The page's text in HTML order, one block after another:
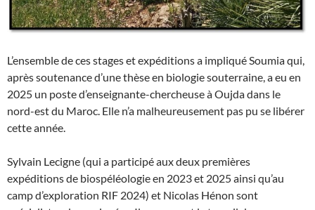
L’ensemble de ces stages et expéditions a impliqué Soumia qui,
après soutenance d’une thèse en biologie souterraine, a eu en
2025 un poste d’enseignante-chercheuse à Oujda dans le
nord-est du Maroc. Elle n’a malheureusement pas pu se libérer
cette année.
Sylvain Lecigne (qui a participé aux deux premières
expéditions de biospéléologie en 2023 et 2025 ainsi qu’au
camp d’exploration RIF 2024) et Nicolas Hénon sont